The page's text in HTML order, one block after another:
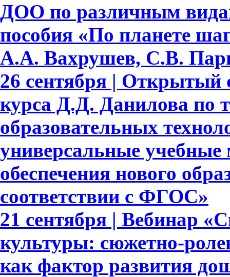
ДОО по различным
пособия «По планете
А.А. Вахрушев, С.В.
26 сентября | Открытый
курса Д.Д. Данилова по
образовательных
универсальные учебные
обеспечения нового
соответствии с ФГОС»
21 сентября | Вебинар
культуры: сюжетно-
как фактор развития